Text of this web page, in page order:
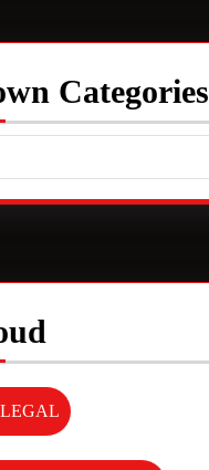
Categories